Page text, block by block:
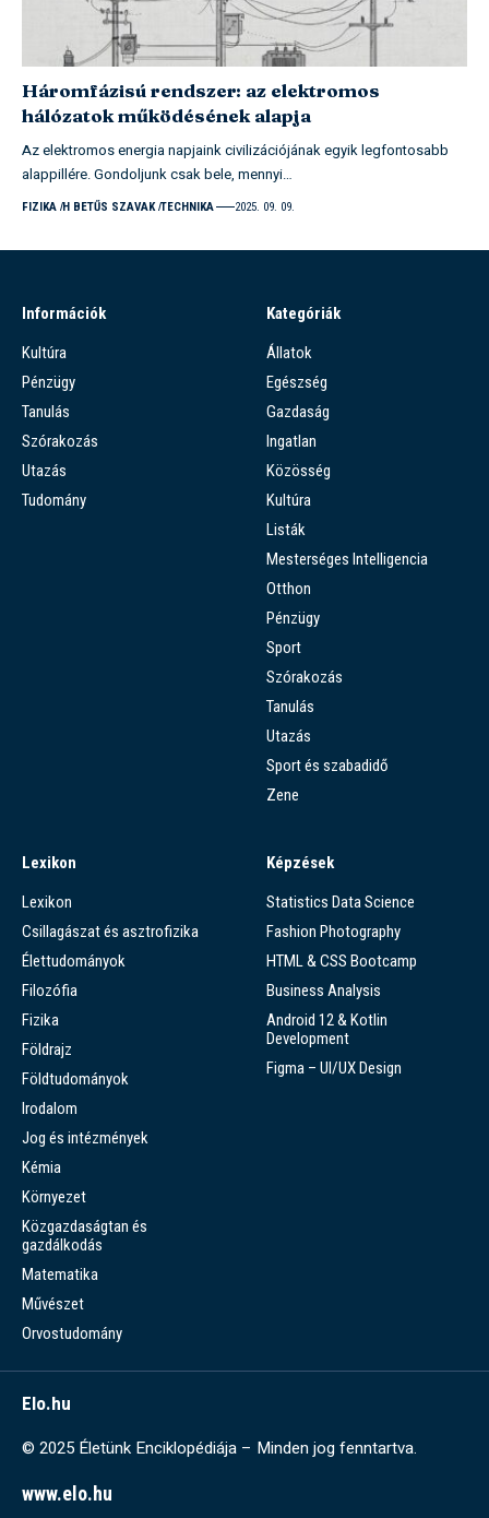
Háromfázisú rendszer: az elektromos
hálózatok működésének alapja
Az elektromos energia napjaink civilizációjának egyik legfontosabb
alappillére. Gondoljunk csak bele, mennyi…
FIZIKA H BETŰS SZAVAK TECHNIKA 2025. 09. 09.
Információk
Kultúra
Pénzügy
Tanulás
Szórakozás
Utazás
Tudomány
Kategóriák
Állatok
Egészség
Gazdaság
Ingatlan
Közösség
Kultúra
Listák
Mesterséges Intelligencia
Otthon
Pénzügy
Sport
Szórakozás
Tanulás
Utazás
Sport és szabadidő
Zene
Lexikon
Lexikon
Csillagászat és asztrofizika
Élettudományok
Filozófia
Fizika
Földrajz
Földtudományok
Irodalom
Jog és intézmények
Kémia
Környezet
Közgazdaságtan és
gazdálkodás
Matematika
Művészet
Orvostudomány
Képzések
Statistics Data Science
Fashion Photography
HTML & CSS Bootcamp
Business Analysis
Android 12 & Kotlin
Development
Figma – UI/UX Design
Elo.hu
© 2025 Életünk Enciklopédiája – Minden jog fenntartva.
www.elo.hu